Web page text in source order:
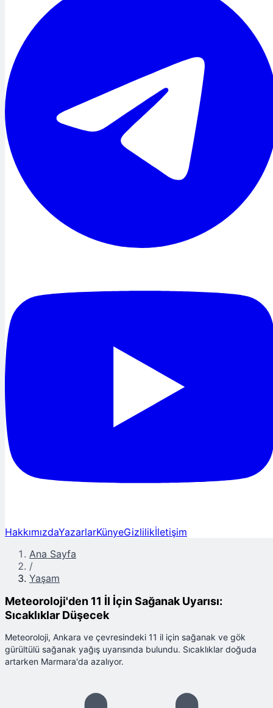
HakkımızdaYazarlarKünyeGizlilikİletişim
Ana Sayfa
/
Yaşam
Meteoroloji'den 11 İl İçin Sağanak Uyarısı:
Sıcaklıklar Düşecek
Meteoroloji, Ankara ve çevresindeki 11 il için sağanak ve gök
gürültülü sağanak yağış uyarısında bulundu. Sıcaklıklar doğuda
artarken Marmara'da azalıyor.